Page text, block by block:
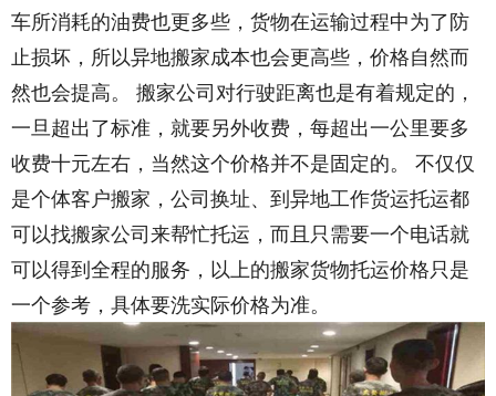
车所消耗的油费也更多些，货物在运输过程中为了防
止损坏，所以异地搬家成本也会更高些，价格自然而
然也会提高。 搬家公司对行驶距离也是有着规定的，
一旦超出了标准，就要另外收费，每超出一公里要多
收费十元左右，当然这个价格并不是固定的。 不仅仅
是个体客户搬家，公司换址、到异地工作货运托运都
可以找搬家公司来帮忙托运，而且只需要一个电话就
可以得到全程的服务，以上的搬家货物托运价格只是
一个参考，具体要洗实际价格为准。